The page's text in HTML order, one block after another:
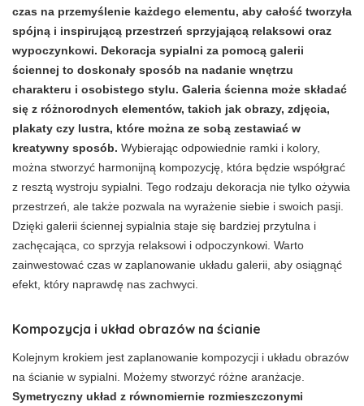
czas na przemyślenie każdego elementu, aby całość tworzyła
spójną i inspirującą przestrzeń sprzyjającą relaksowi oraz
wypoczynkowi. Dekoracja sypialni za pomocą galerii
ściennej to doskonały sposób na nadanie wnętrzu
charakteru i osobistego stylu. Galeria ścienna może składać
się z różnorodnych elementów, takich jak obrazy, zdjęcia,
plakaty czy lustra, które można ze sobą zestawiać w
kreatywny sposób. Wybierając odpowiednie ramki i kolory,
można stworzyć harmonijną kompozycję, która będzie współgrać
z resztą wystroju sypialni. Tego rodzaju dekoracja nie tylko ożywia
przestrzeń, ale także pozwala na wyrażenie siebie i swoich pasji.
Dzięki galerii ściennej sypialnia staje się bardziej przytulna i
zachęcająca, co sprzyja relaksowi i odpoczynkowi. Warto
zainwestować czas w zaplanowanie układu galerii, aby osiągnąć
efekt, który naprawdę nas zachwyci.
Kompozycja i układ obrazów na ścianie
Kolejnym krokiem jest zaplanowanie kompozycji i układu obrazów
na ścianie w sypialni. Możemy stworzyć różne aranżacje.
Symetryczny układ z równomiernie rozmieszczonymi